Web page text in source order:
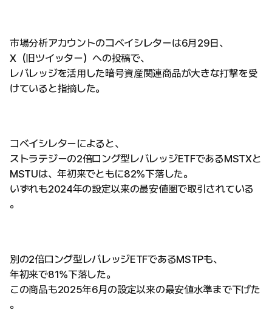
市場分析アカウントのコベイシレターは6月29日、
X（旧ツイッター）への投稿で、
レバレッジを活用した暗号資産関連商品が大きな打撃を受
けていると指摘した。
コベイシレターによると、
ストラテジーの2倍ロング型レバレッジETFであるMSTXと
MSTUは、年初来でともに82%下落した。
いずれも2024年の設定以来の最安値圏で取引されている
。
別の2倍ロング型レバレッジETFであるMSTPも、
年初来で81%下落した。
この商品も2025年6月の設定以来の最安値水準まで下げた
。